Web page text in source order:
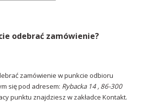
odebrać zamówienie?
zamówienie w punkcie odbioru
się pod adresem: Rybacka 14, 86-300
punktu znajdziesz w zakładce Kontakt.